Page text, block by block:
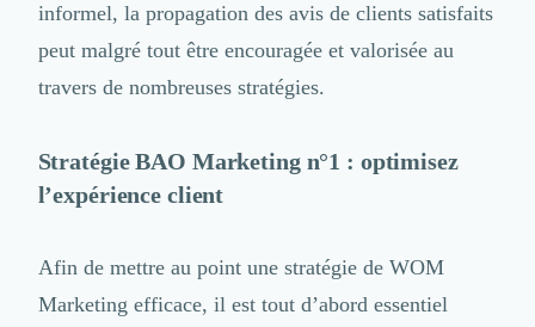
Financement de matériel ou équipement
Due Diligence
Audit
UX & UI Design
Développement Web
Design Industriel
Packaging & Emballages
informel, la propagation des avis de clients satisfaits
peut malgré tout être encouragée et valorisée au
travers de nombreuses stratégies.
Stratégie BAO Marketing n°1 : optimisez
l’expérience client
Afin de mettre au point une stratégie de WOM
Marketing efficace, il est tout d’abord essentiel